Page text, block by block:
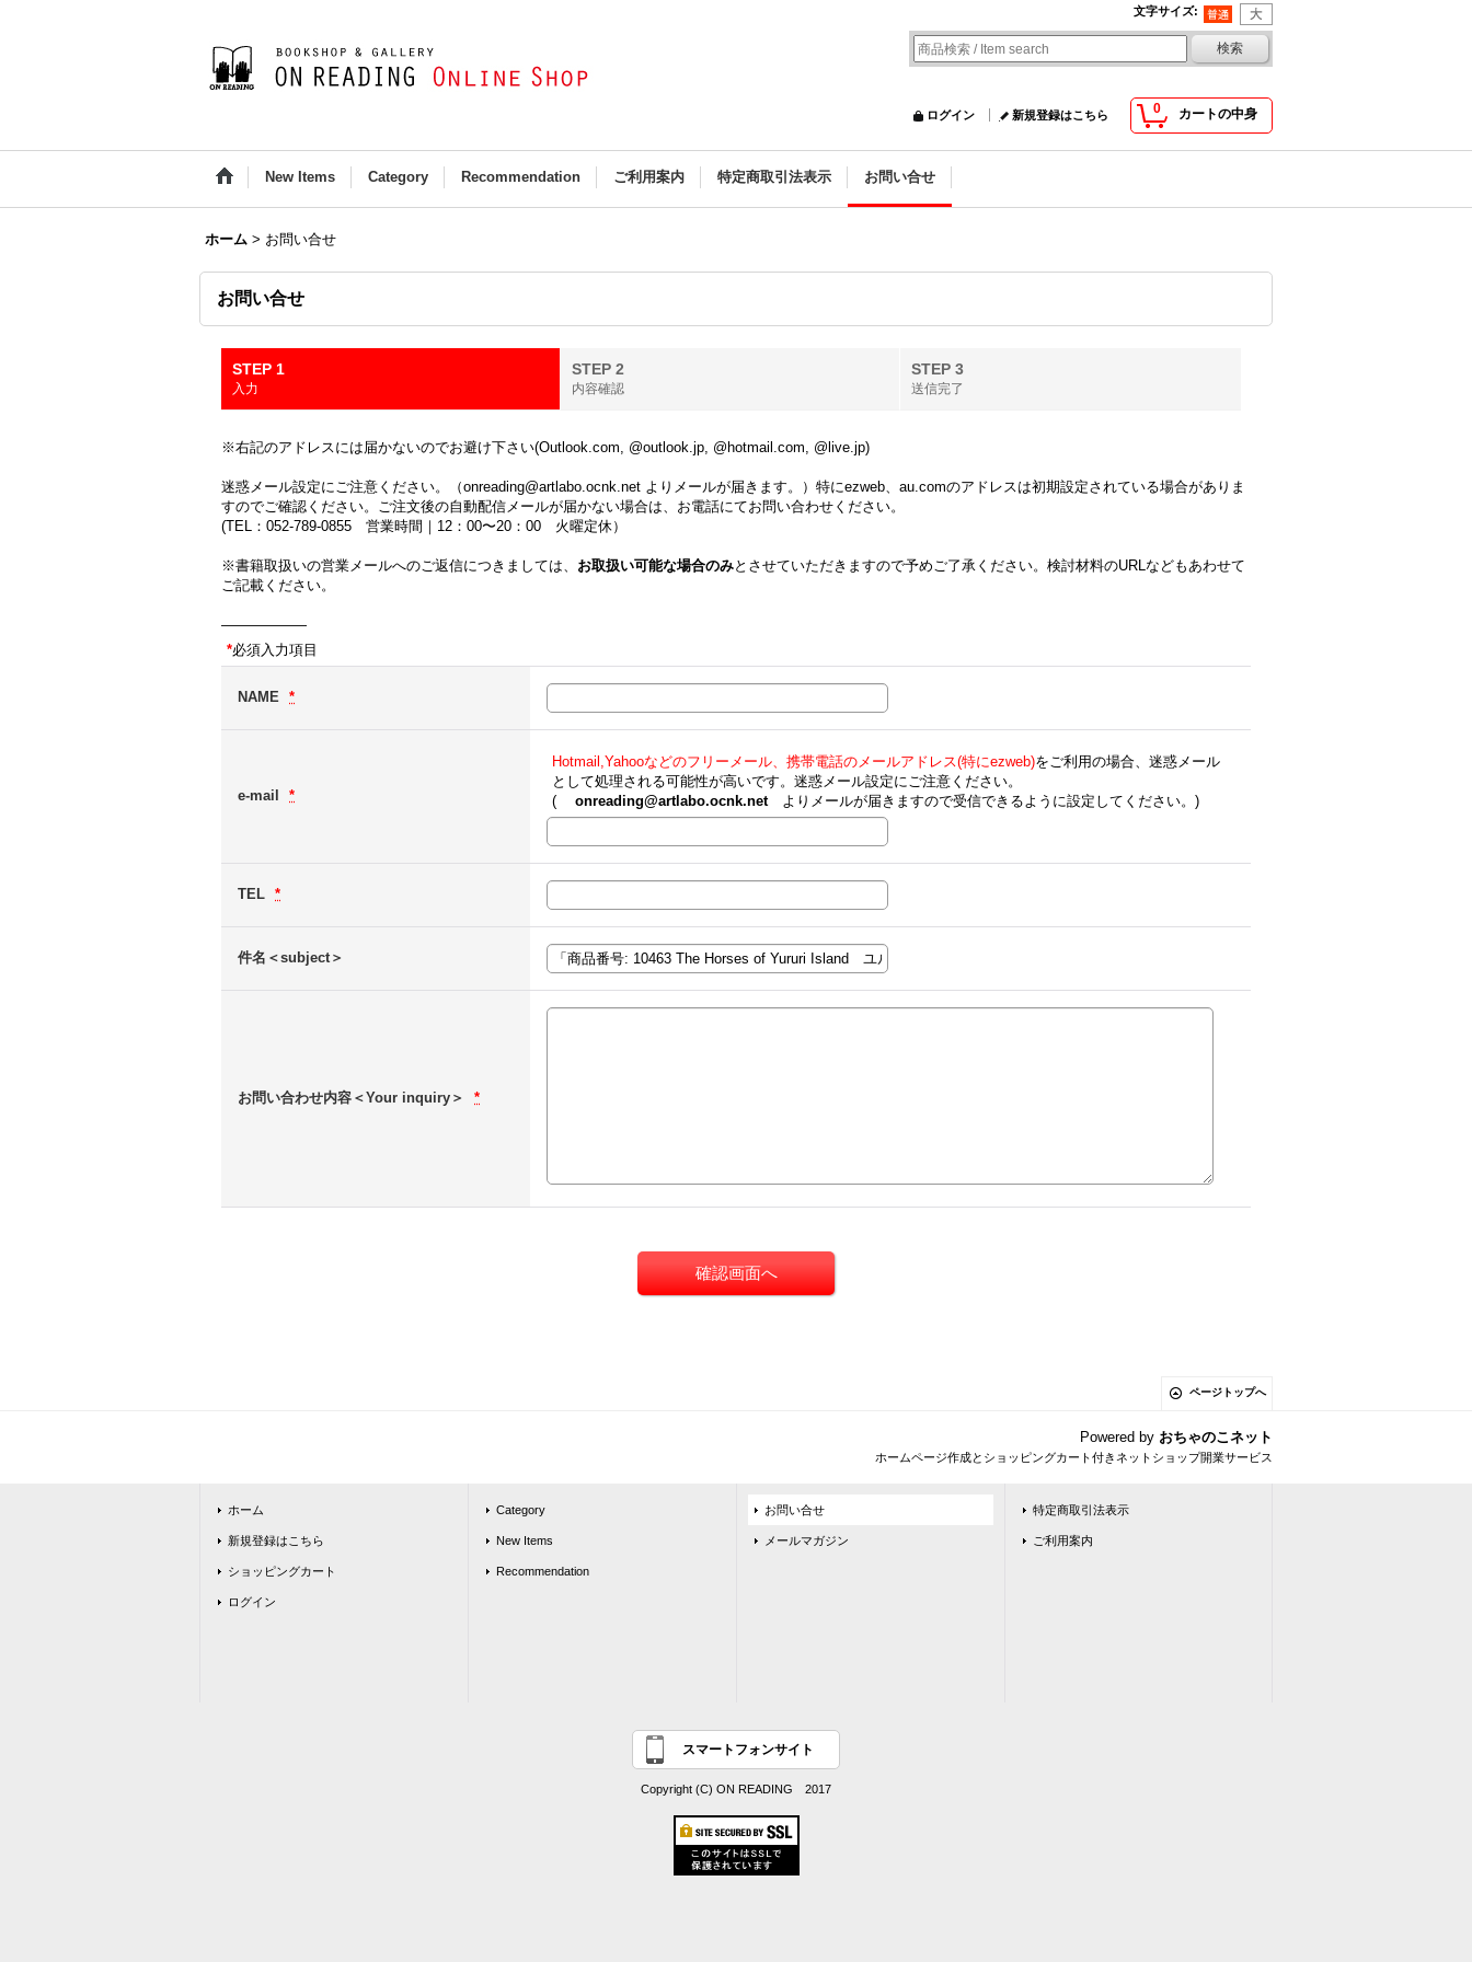
文字サイズ:
0 カートの中身
ログイン 新規登録はこちら
New Items Category Recommendation ご利用案内 特定商取引法表示 お問い合せ
ホーム > お問い合せ
お問い合せ
STEP 1
入力
STEP 2
内容確認
STEP 3
送信完了
※右記のアドレスには届かないのでお避け下さい(Outlook.com, @outlook.jp, @hotmail.com, @live.jp)
迷惑メール設定にご注意ください。（onreading@artlabo.ocnk.net よりメールが届きます。）特にezweb、au.comのアドレスは初期設定されている場合がありま
すのでご確認ください。ご注文後の自動配信メールが届かない場合は、お電話にてお問い合わせください。
(TEL：052-789-0855 営業時間｜12：00〜20：00 火曜定休）
※書籍取扱いの営業メールへのご返信につきましては、 お取扱い可能な場合のみとさせていただきますので予めご了承ください。検討材料のURLなどもあわせて
ご記載ください。
――――――
*必須入力項目
NAME *
e-mail *
Hotmail,Yahooなどのフリーメール、携帯電話のメールアドレス(特にezweb)をご利用の場合、迷惑メール
として処理される可能性が高いです。迷惑メール設定にご注意ください。
( onreading@artlabo.ocnk.netよりメールが届きますので受信できるように設定してください。)
TEL *
件名＜subject＞
お問い合わせ内容＜Your inquiry＞ *
ページトップへ
Powered by おちゃのこネット
ホームページ作成とショッピングカート付きネットショップ開業サービス
ホーム
新規登録はこちら
ショッピングカート
ログイン
Category
New Items
Recommendation
お問い合せ
メールマガジン
特定商取引法表示
ご利用案内
スマートフォンサイト
Copyright (C) ON READING 2017